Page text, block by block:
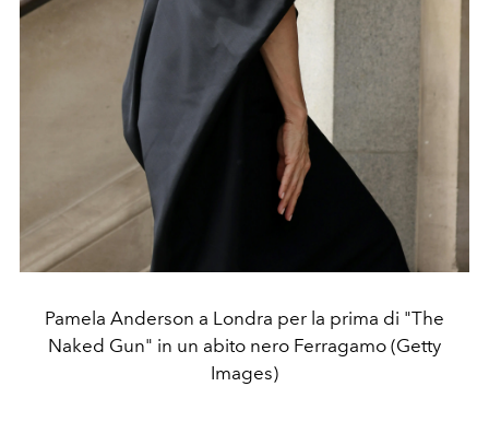
Pamela Anderson a Londra per la prima di "The
Naked Gun" in un abito nero Ferragamo (Getty
Images)